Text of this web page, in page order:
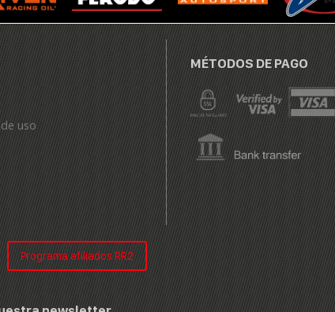
uso
MÉTODOS DE PAGO
Programa afiliados RR2